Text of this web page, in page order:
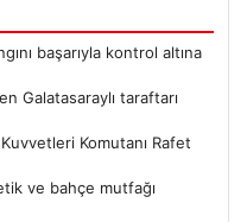
başarıyla kontrol altına
Galatasaraylı taraftarı
Komutanı Rafet
ve bahçe mutfağı